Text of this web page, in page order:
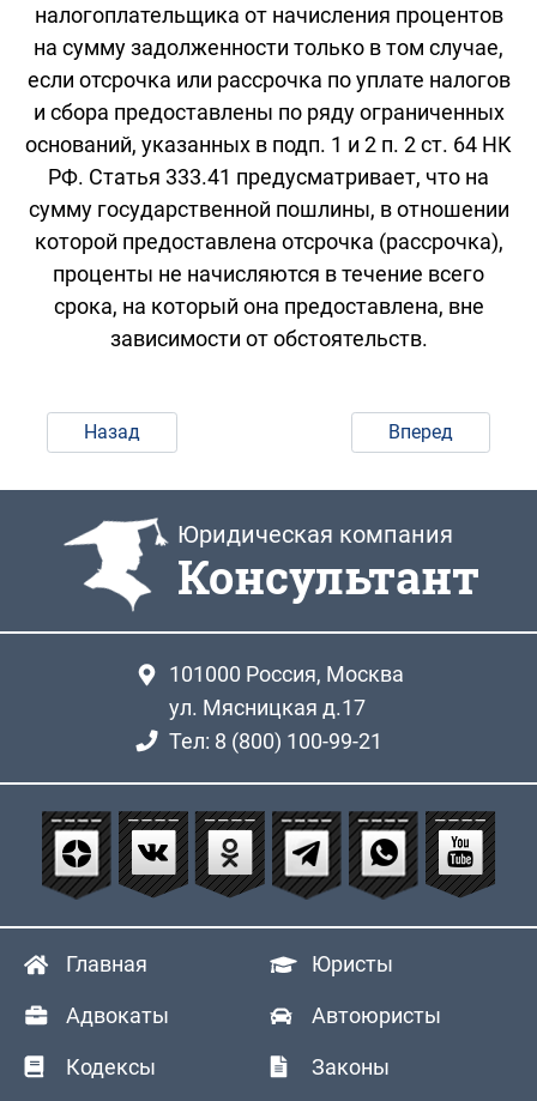
налогоплательщика от начисления процентов
на сумму задолженности только в том случае,
если отсрочка или рассрочка по уплате налогов
и сбора предоставлены по ряду ограниченных
оснований, указанных в подп. 1 и 2 п. 2 ст. 64 НК
РФ. Статья 333.41 предусматривает, что на
сумму государственной пошлины, в отношении
которой предоставлена отсрочка (рассрочка),
проценты не начисляются в течение всего
срока, на который она предоставлена, вне
зависимости от обстоятельств.
Назад Вперед
Юридическая компания
Консультант
101000 Россия, Москва
ул. Мясницкая д.17
Тел: 8 (800) 100-99-21
Главная Юристы
Адвокаты Автоюристы
Кодексы Законы